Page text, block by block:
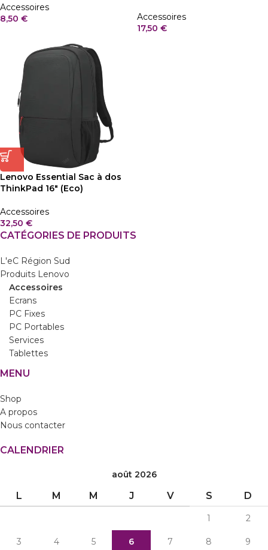
Accessoires
8,50 €
Accessoires
17,50 €
Lenovo Essential Sac à dos
ThinkPad 16″ (Eco)
Accessoires
32,50 €
CATÉGORIES DE PRODUITS
L'eC Région Sud
Produits Lenovo
Accessoires
Ecrans
PC Fixes
PC Portables
Services
Tablettes
MENU
Shop
A propos
Nous contacter
CALENDRIER
août 2026
L M M J V S D
1 2
3 4 5 6 7 8 9